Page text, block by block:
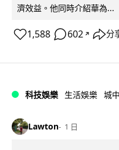
濟效益。他同時介紹華為...
1,588 602 ↗ 分
科技娛樂 生活娛樂 城
Lawton 1 日